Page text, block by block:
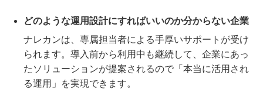
どのような運用設計にすればいいのか分からない企業
ナレカンは、専属担当者による手厚いサポートが受け
られます。導入前から利用中も継続して、企業にあっ
たソリューションが提案されるので「本当に活用され
る運用」を実現できます。